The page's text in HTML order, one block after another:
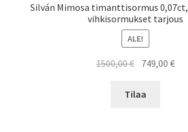
Silván Mimosa timanttisormus
vihkisormukset tarjous
ALE!
1500,00€ Alkuperäinen
oli:
749,00€
Tilaa